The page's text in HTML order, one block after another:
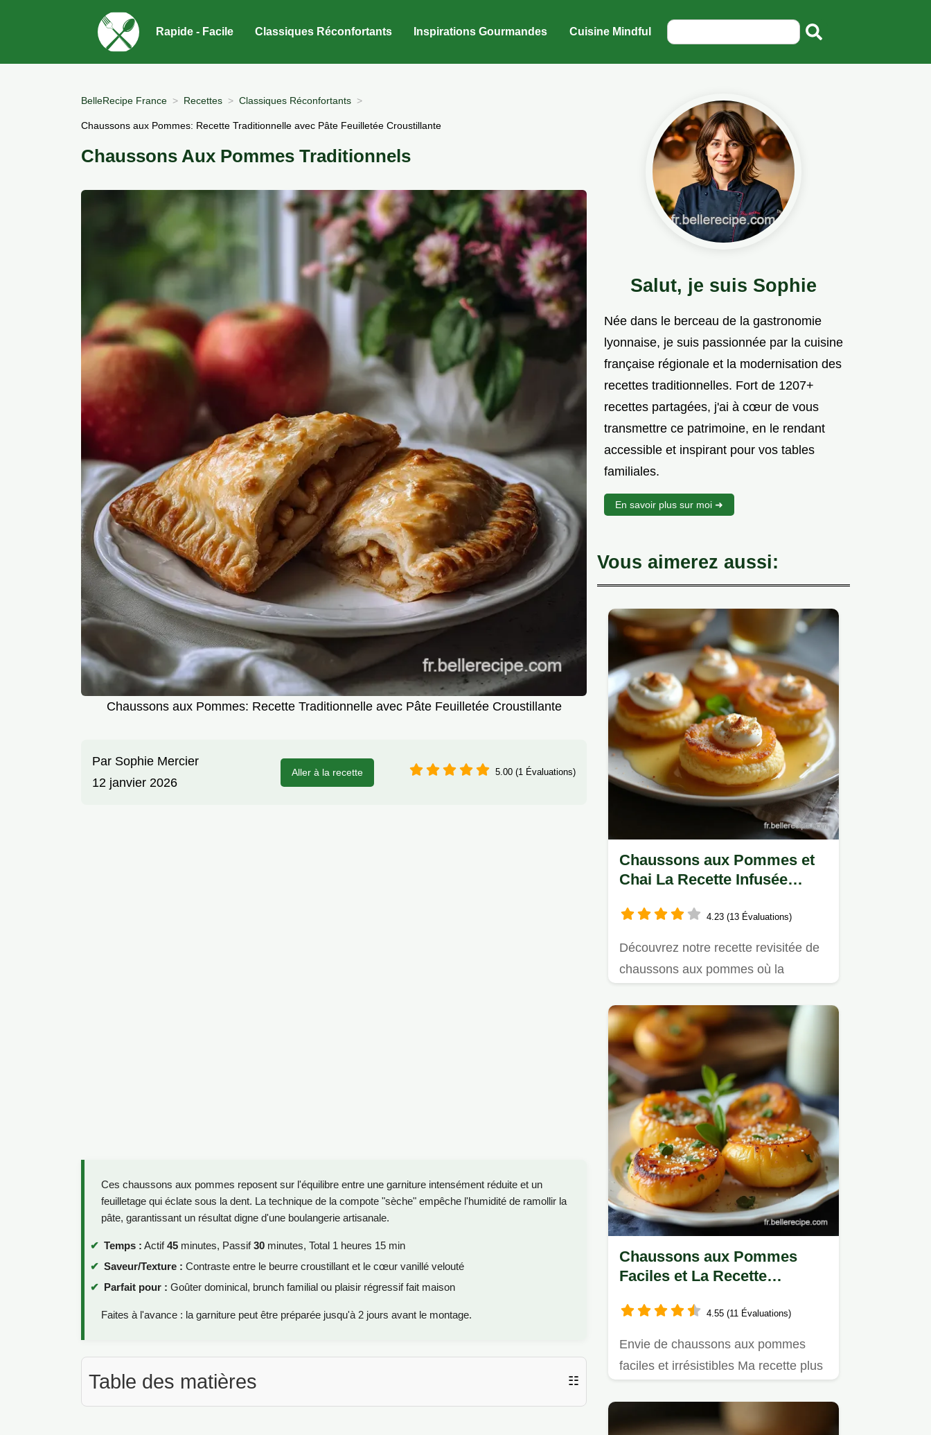
Rapide - Facile Classiques Réconfortants Inspirations Gourmandes Cuisine Mindful
BelleRecipe France Recettes Classiques Réconfortants
Chaussons aux Pommes: Recette Traditionnelle avec Pâte Feuilletée Croustillante
Chaussons Aux Pommes Traditionnels
Chaussons aux Pommes: Recette Traditionnelle avec Pâte Feuilletée Croustillante
Par Sophie Mercier
12 janvier 2026
Aller à la recette 5.00 (1 Évaluations)
Ces chaussons aux pommes reposent sur l'équilibre entre une garniture intensément réduite et un
feuilletage qui éclate sous la dent. La technique de la compote "sèche" empêche l'humidité de ramollir la
pâte, garantissant un résultat digne d'une boulangerie artisanale.
Temps : Actif45 minutes, Passif30 minutes, Total 1 heures 15 min
Saveur/Texture : Contraste entre le beurre croustillant et le cœur vanillé velouté
Parfait pour : Goûter dominical, brunch familial ou plaisir régressif fait maison
Faites à l'avance : la garniture peut être préparée jusqu'à 2 jours avant le montage.
Table des matières ☷
Salut, je suis Sophie
Née dans le berceau de la gastronomie
lyonnaise, je suis passionnée par la cuisine
française régionale et la modernisation des
recettes traditionnelles. Fort de 1207+
recettes partagées, j'ai à cœur de vous
transmettre ce patrimoine, en le rendant
accessible et inspirant pour vos tables
familiales.
En savoir plus sur moi ➜
Vous aimerez aussi:
Chaussons aux Pommes et
Chai La Recette Infusée
4.23 (13 Évaluations)
Découvrez notre recette revisitée de
chaussons aux pommes où la
Chaussons aux Pommes
Faciles et La Recette
4.55 (11 Évaluations)
Envie de chaussons aux pommes
faciles et irrésistibles Ma recette plus